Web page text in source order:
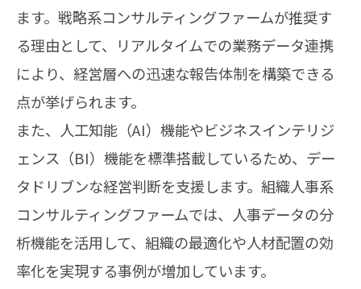
ます。戦略系コンサルティングファームが推奨す
る理由として、リアルタイムでの業務データ連携
により、経営層への迅速な報告体制を構築できる
点が挙げられます。
また、人工知能（AI）機能やビジネスインテリジ
ェンス（BI）機能を標準搭載しているため、デー
タドリブンな経営判断を支援します。組織人事系
コンサルティングファームでは、人事データの分
析機能を活用して、組織の最適化や人材配置の効
率化を実現する事例が増加しています。